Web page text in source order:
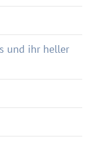
und ihr heller